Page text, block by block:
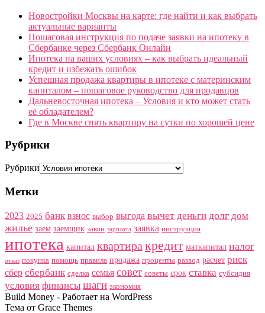
Новостройки Москвы на карте: где найти и как выбрать
актуальные варианты
Пошаговая инструкция по подаче заявки на ипотеку в
Сбербанке через Сбербанк Онлайн
Ипотека на ваших условиях – как выбрать идеальный
кредит и избежать ошибок
Успешная продажа квартиры в ипотеке с материнским
капиталом – пошаговое руководство для продавцов
Дальневосточная ипотека – Условия и кто может стать
её обладателем?
Где в Москве снять квартиру на сутки по хорошей цене
Рубрики
Рубрики
Метки
2023 2025 банк взнос выбор выгода вычет деньги долг дом
жилье заем заемщик закон зарплата заявка инструкция
ипотека капитал квартира кредит маткапитал налог
отказ покупка помощь правила продажа проценты развод расчет риск
сбер сбербанк сделка семья совет советы срок ставка субсидия
условия финансы шаги экономия
Build Money - Работает на WordPress
Тема от Grace Themes